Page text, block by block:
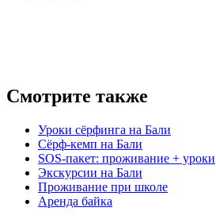
Смотрите также
Уроки сёрфинга на Бали
Сёрф-кемп на Бали
SOS-пакет: проживание + уроки
Экскурсии на Бали
Проживание при школе
Аренда байка